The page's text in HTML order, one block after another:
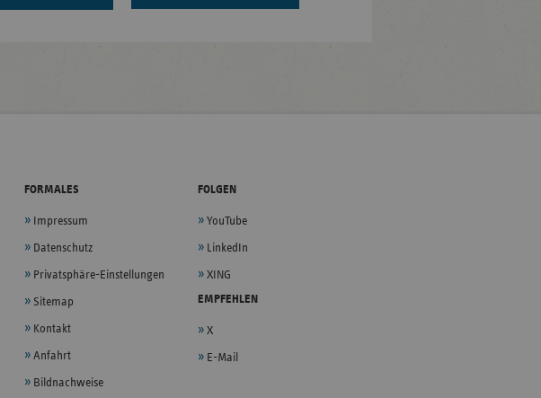
FORMALES
Impressum
Datenschutz
Privatsphäre-Einstellungen
Sitemap
Kontakt
Anfahrt
Bildnachweise
FOLGEN
YouTube
LinkedIn
XING
EMPFEHLEN
X
E-Mail